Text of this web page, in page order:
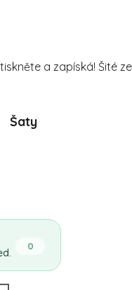
a zapíská! Šité
Šaty
0